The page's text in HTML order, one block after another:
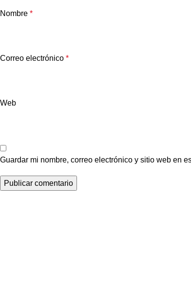
Nombre *
Correo electrónico *
Web
Guardar mi nombre, correo electrónico y sitio web en